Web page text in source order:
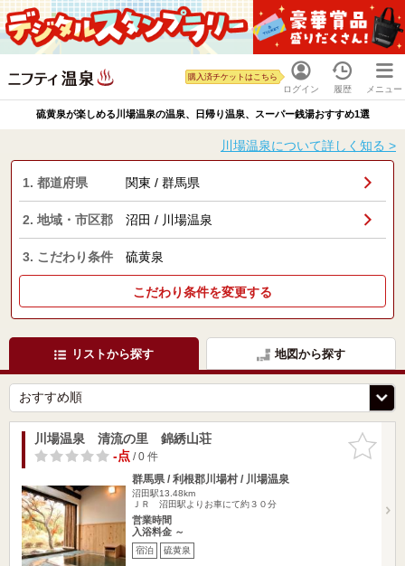
ログイン
購入済チケットはこちら
履歴 メニュー
硫黄泉が楽しめる川場温泉の温泉、日帰り温泉、スーパー銭湯おすすめ1選
川場温泉について詳しく知る >
1. 都道府県 関東 / 群馬県
2. 地域・市区郡 沼田 / 川場温泉
3. こだわり条件 硫黄泉
こだわり条件を変更する
リストから探す 地図から探す
お気に入
りに追加
川場温泉 清流の里 錦綉山荘
-点/ 0 件
群馬県 / 利根郡川場村 / 川場温泉
沼田駅13.48km
ＪＲ 沼田駅よりお車にて約３０分
営業時間
入浴料金 ～
宿泊 硫黄泉